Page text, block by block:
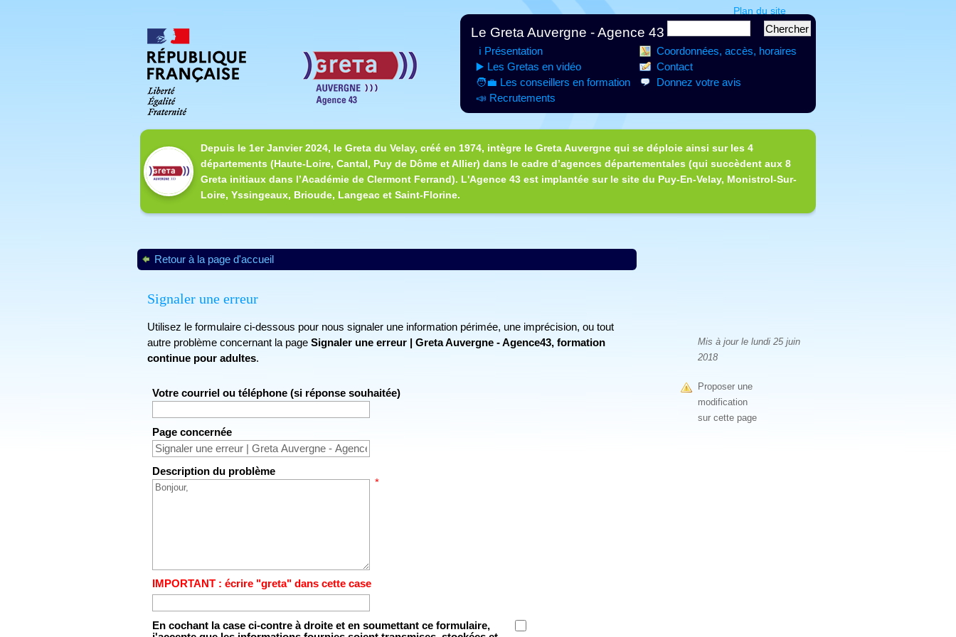
Plan du site
Le Greta Auvergne - Agence 43
ℹ️ Présentation
▶️ Les Gretas en vidéo
🧑‍💼 Les conseillers en formation
📣 Recrutements
Coordonnées, accès, horaires
Contact
Donnez votre avis
Depuis le 1er Janvier 2024, le Greta du Velay, créé en 1974, intègre le Greta Auvergne qui se déploie ainsi sur les 4
départements (Haute-Loire, Cantal, Puy de Dôme et Allier) dans le cadre d’agences départementales (qui succèdent aux 8
Greta initiaux dans l’Académie de Clermont Ferrand). L'Agence 43 est implantée sur le site du Puy-En-Velay, Monistrol-Sur-
Loire, Yssingeaux, Brioude, Langeac et Saint-Florine.
Retour à la page d'accueil
Signaler une erreur
Utilisez le formulaire ci-dessous pour nous signaler une information périmée, une imprécision, ou tout
autre problème concernant la page Signaler une erreur | Greta Auvergne - Agence43, formation
continue pour adultes.
Votre courriel ou téléphone (si réponse souhaitée)
Page concernée
Description du problème
*
IMPORTANT : écrire "greta" dans cette case
En cochant la case ci-contre à droite et en soumettant ce formulaire,
Mis à jour le lundi 25 juin
2018
Proposer une
modification
sur cette page